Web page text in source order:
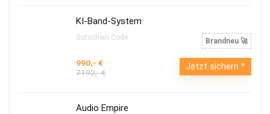
KI-Band-System
Gutschein Code: Brandneu 🚀
990,- €
7192,- €
Jetzt sichern
Audio Empire